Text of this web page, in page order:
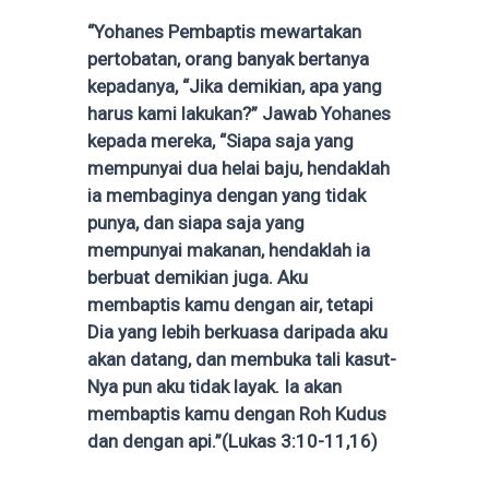
“Yohanes Pembaptis mewartakan
pertobatan, orang banyak bertanya
kepadanya, “Jika demikian, apa yang
harus kami lakukan?” Jawab Yohanes
kepada mereka, “Siapa saja yang
mempunyai dua helai baju, hendaklah
ia membaginya dengan yang tidak
punya, dan siapa saja yang
mempunyai makanan, hendaklah ia
berbuat demikian juga. Aku
membaptis kamu dengan air, tetapi
Dia yang lebih berkuasa daripada aku
akan datang, dan membuka tali kasut-
Nya pun aku tidak layak. Ia akan
membaptis kamu dengan Roh Kudus
dan dengan api.”(Lukas 3:10-11,16)